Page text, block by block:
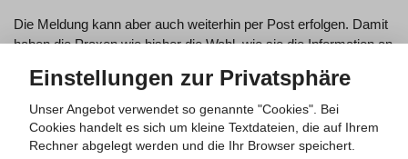
Die Meldung kann aber auch weiterhin per Post erfolgen. Damit
haben die Praxen wie bisher die Wahl, wie sie die Information an
Kassenärztlichen Vereinigungen und den Vertreterinnen und
Vertretern des Berufsverbands für Kinder und Jugendmedizin
Einstellungen zur Privatsphäre
Unser Angebot verwendet so genannte "Cookies". Bei
Cookies handelt es sich um kleine Textdateien, die auf Ihrem
Rechner abgelegt werden und die Ihr Browser speichert.